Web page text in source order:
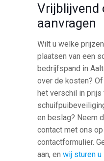
Vrijblijvend
aanvragen
Wilt u welke
plaatsen van een
bedrijfspand in
over de kosten?
het verschil in prijs
en beslag? Neem
contact met ons
contactformulier.
aan, enwij sturen